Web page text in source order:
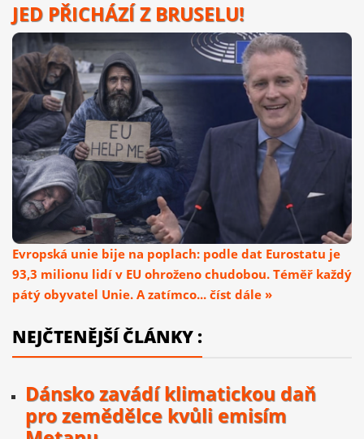
JED PŘICHÁZÍ Z BRUSELU!
Evropská unie bije na poplach: podle dat Eurostatu je
93,3 milionu lidí v EU ohroženo chudobou. Téměř každý
pátý obyvatel Unie. A zatímco... číst dále »
NEJČTENĚJŠÍ ČLÁNKY :
Dánsko zavádí klimatickou daň
pro zemědělce kvůli emisím